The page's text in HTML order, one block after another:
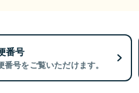
番号
号をご覧いただけます。